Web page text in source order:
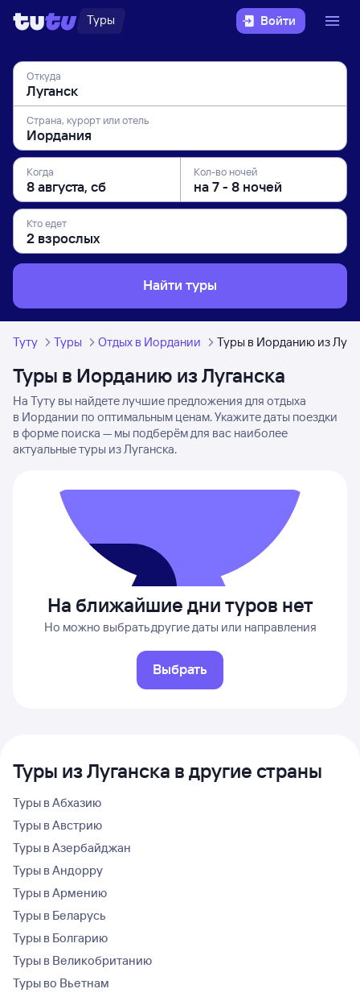
Туры Войти
Откуда
Страна, курорт или отель
Когда Кол-во ночей
Кто едет
Найти туры
Туту Туры Отдых в Иордании Туры в Иорданию из
Туры в Иорданию из Луганска
На Туту вы найдете лучшие предложения для отдыха
в Иордании по оптимальным ценам. Укажите даты поездки
в форме поиска — мы подберём для вас наиболее
актуальные туры из Луганска.
На ближайшие дни туров нет
Но можно выбрать другие даты или направления
Выбрать
Туры из Луганска в другие страны
Туры в Абхазию
Туры в Австрию
Туры в Азербайджан
Туры в Андорру
Туры в Армению
Туры в Беларусь
Туры в Болгарию
Туры в Великобританию
Туры во Вьетнам